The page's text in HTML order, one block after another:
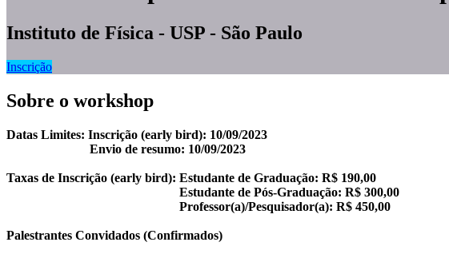
Instituto de Física - USP - São Paulo
Inscrição
Sobre o workshop
Datas Limites: Inscrição (early bird): 10/09/2023
Envio de resumo: 10/09/2023
Taxas de Inscrição (early bird): Estudante de Graduação: R$ 190,00
Estudante de Pós-Graduação: R$ 300,00
Professor(a)/Pesquisador(a): R$ 450,00
Palestrantes Convidados (Confirmados)